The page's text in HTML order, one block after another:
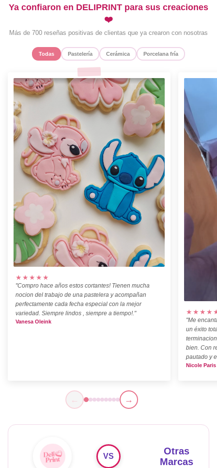
Ya confiaron en DELIPRINT para sus creaciones
❤️
Más de 700 reseñas positivas de clientas que ya crearon con nosotras
Todas Pastelería Cerámica Porcelana fría
★★★★★
"Compro hace años estos cortantes! Tienen mucha
nocion del trabajo de una pastelera y acompañan
perfectamente cada fecha especial con la mejor
variedad. Siempre lindos , siempre a tiempo!."
Vanesa Oleink
"Me
un éxito
bien. Con
pautado y
Nicole Paris
← →
Otras
Marcas
VS